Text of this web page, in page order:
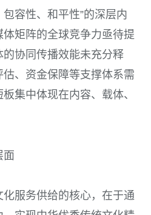
容性、和平性”的深层内
矩阵的全球竞争力亟待提
协同传播效能未充分释
、资金保障等支撑体系需
集中体现在内容、载体、
面
服务供给的核心，在于通